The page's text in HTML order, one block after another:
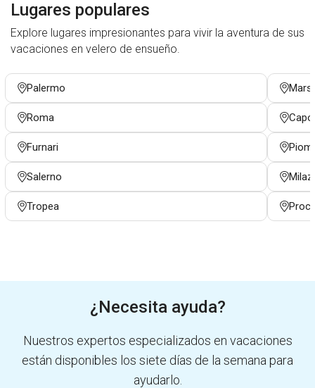
Lugares populares
Explore lugares impresionantes para vivir la aventura de sus
vacaciones en velero de ensueño.
Palermo
Roma
Furnari
Salerno
Tropea
¿Necesita ayuda?
Nuestros expertos especializados en vacaciones
están disponibles los siete días de la semana para
ayudarlo.